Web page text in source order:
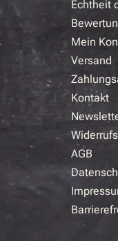
Echtheit
Mein
Versand
Kontakt
AGB